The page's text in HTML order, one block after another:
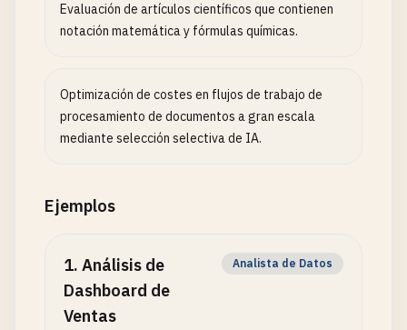
Evaluación de artículos científicos que contienen
notación matemática y fórmulas químicas.
Optimización de costes en flujos de trabajo de
procesamiento de documentos a gran escala
mediante selección selectiva de IA.
Ejemplos
1. Análisis de
Dashboard de
Ventas
Analista de Datos